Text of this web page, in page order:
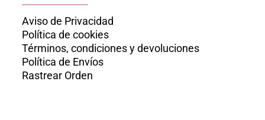
Aviso de Privacidad
Política de cookies
Términos, condiciones y devoluciones
Política de Envíos
Rastrear Orden